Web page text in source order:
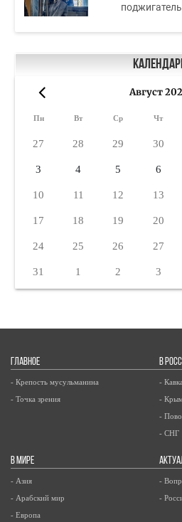
Август
Пн Вт Ср Чт
27 28 29 30
3 4 5 6
10 11 12 13
17 18 19 20
24 25 26 27
31 1 2 3
ГЛАВНОЕ
- Крепость мусульманина
- Точка зрения
В
-
-
-
- СНГ
В МИРЕ
- Азия
- Арабский мир
- Европа
-
-